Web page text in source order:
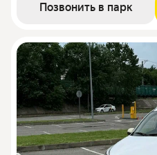
Позвонить в парк